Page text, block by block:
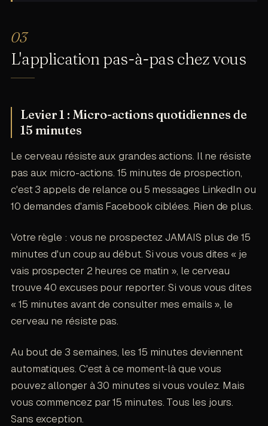
L'application pas-à-pas chez vous
Levier 1 : Micro-actions quotidiennes de
15 minutes
Le cerveau résiste aux grandes actions. Il ne résiste
pas aux micro-actions. 15 minutes de prospection,
c'est 3 appels de relance ou 5 messages LinkedIn ou
10 demandes d'amis Facebook ciblées. Rien de plus.
Votre règle : vous ne prospectez JAMAIS plus de 15
minutes d'un coup au début. Si vous vous dites « je
vais prospecter 2 heures ce matin », le cerveau
trouve 40 excuses pour reporter. Si vous vous dites
« 15 minutes avant de consulter mes emails », le
cerveau ne résiste pas.
Au bout de 3 semaines, les 15 minutes deviennent
automatiques. C'est à ce moment-là que vous
pouvez allonger à 30 minutes si vous voulez. Mais
vous commencez par 15 minutes. Tous les jours.
Sans exception.